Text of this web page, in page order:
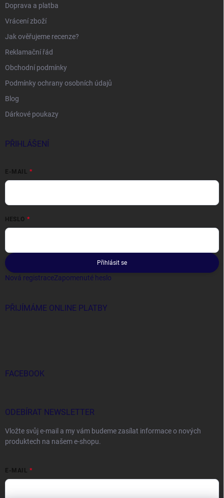
Doprava a platba
Vrácení zboží
Jak ověřujeme recenze?
Reklamační řád
Obchodní podmínky
Podmínky ochrany osobních údajů
Blog
Dárkové poukazy
PŘIHLÁŠENÍ
E-MAIL
HESLO
Přihlásit se
Nová registraceZapomenuté heslo
PŘIJÍMÁME ONLINE PLATBY
FACEBOOK
ODEBÍRAT NEWSLETTER
Vložte svůj e-mail a my vám budeme zasílat informace o nových
produktech na našem e-shopu.
E-MAIL